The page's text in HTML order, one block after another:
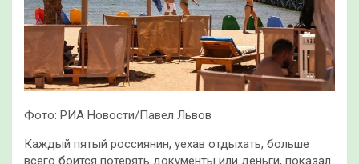
Фото: РИА Новости/Павел Львов
Каждый пятый россиянин, уехав отдыхать, больше
всего боится потерять документы или деньги, показал